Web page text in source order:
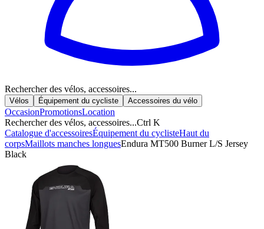
Rechercher des vélos, accessoires...
Vélos Équipement du cycliste Accessoires du vélo
OccasionPromotionsLocation
Rechercher des vélos, accessoires...Ctrl K
Catalogue d'accessoiresÉquipement du cyclisteHaut du
corpsMaillots manches longuesEndura MT500 Burner L/S Jersey
Black